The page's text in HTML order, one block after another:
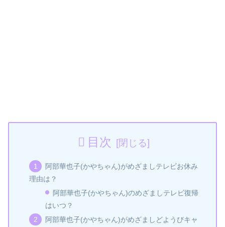
目次
阿部華也子(かやちゃん)がめざましテレビお休み
理由は？
阿部華也子(かやちゃん)のめざましテレビ復帰
はいつ？
阿部華也子(かやちゃん)がめざましどようびキャ